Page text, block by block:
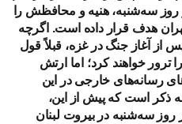
سه‌شنبه، هنیه و محافظش را
هدف قرار داده است. اگرچه
از آغاز جنگ در غزه، قبلاً قول
خواهند کرد؛ اما ارتش
رسانه‌های خارجی در این
ذکر است که پیش از این،
روز سه‌شنبه در بیروت لبنان